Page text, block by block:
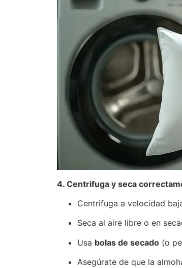
4. Centrifuga y seca
Centrifuga a velocidad
Seca al aire libre o en
Usa bolas de secado (o
Asegúrate de que la